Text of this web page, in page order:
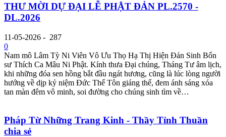
THƯ MỜI DỰ ĐẠI LỄ PHẬT ĐẢN PL.2570 -
DL.2026
11-05-2026 - 287
0
Nam mô Lâm Tỳ Ni Viên Vô Ưu Thọ Hạ Thị Hiện Đản Sinh Bổn
sư Thích Ca Mâu Ni Phật. Kính thưa Đại chúng, Tháng Tư âm lịch,
khi những đóa sen hồng bắt đầu ngát hương, cũng là lúc lòng người
hướng về dịp kỷ niệm Đức Thế Tôn giáng thế, đem ánh sáng xóa
tan màn đêm vô minh, soi đường cho chúng sinh tìm về…
Pháp Từ Những Trang Kinh - Thầy Tỉnh Thuần
chia sẻ